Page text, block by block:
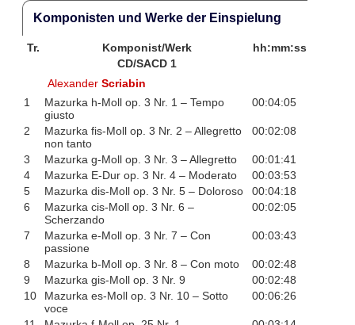
Komponisten und Werke der Einspielung
Tr. Komponist/Werk
hh:mm:ss
CD/SACD 1
AlexanderScriabin
1
Mazurka h-Moll op. 3 Nr. 1 – Tempo
giusto
00:04:05
2
Mazurka fis-Moll op. 3 Nr. 2 – Allegretto
non tanto
00:02:08
3 Mazurka g-Moll op. 3 Nr. 3 – Allegretto
00:01:41
4
Mazurka E-Dur op. 3 Nr. 4 – Moderato
00:03:53
5
Mazurka dis-Moll op. 3 Nr. 5 – Doloroso
00:04:18
6
Mazurka cis-Moll op. 3 Nr. 6 –
Scherzando
00:02:05
7
Mazurka e-Moll op. 3 Nr. 7 – Con
passione
00:03:43
8 Mazurka b-Moll op. 3 Nr. 8 – Con moto
00:02:48
9
Mazurka gis-Moll op. 3 Nr. 9
00:02:48
10
Mazurka es-Moll op. 3 Nr. 10 – Sotto
voce
00:06:26